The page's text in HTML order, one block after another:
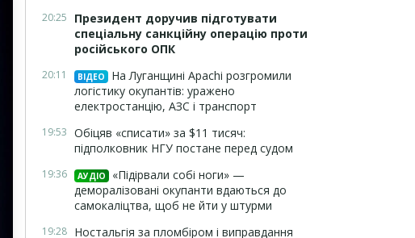
20:25
Президент доручив підготувати
спеціальну санкційну операцію проти
російського ОПК
20:11 ВІДЕО
На Луганщині Apachi розгромили
логістику окупантів: уражено
електростанцію, АЗС і транспорт
19:53 Обіцяв «списати» за $11 тисяч:
підполковник НГУ постане перед судом
19:36 АУДІО
«Підірвали собі ноги» —
деморалізовані окупанти вдаються до
самокаліцтва, щоб не йти у штурми
19:28 Ностальгія за пломбіром і виправдання